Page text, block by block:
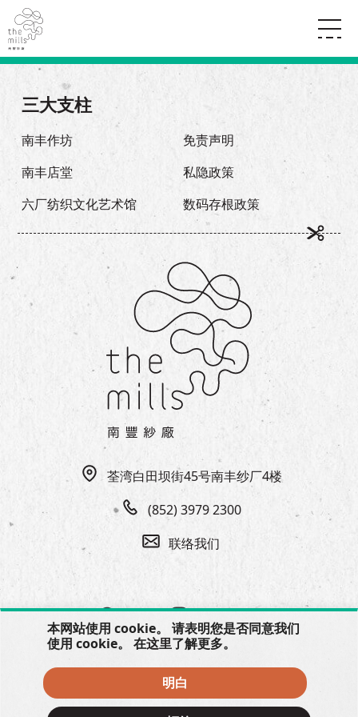
本网站使用 cookie。 请表明您是否同意我们
使用 cookie。 在这里了解更多。
明白
关于南丰纱厂
愿景
三大支柱
媒体中心
联络我们
南丰店堂
店堂指南
商店
活动场地
活动世界之約
展覽
走进南丰纱厂
体验
景点
活化与保育
走进南丰纱厂
其他體驗
开放时间及位置
穿梭巴士服务
荃湾白田坝街45号南丰纱厂4楼
(852) 3979 2300
联络我们
三大支柱
南丰作坊
南丰店堂
六厂纺织文化艺术馆
免责声明
私隐政策
数码存根政策
© 2026 The Mills, all rights reserved.